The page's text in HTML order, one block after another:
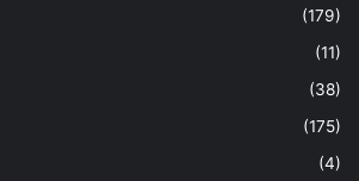
(179)
(11)
(38)
(175)
(4)